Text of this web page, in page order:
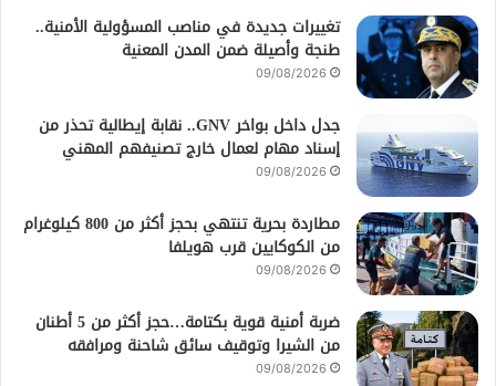
تغييرات جديدة في مناصب المسؤولية الأمنية..
طنجة وأصيلة ضمن المدن المعنية
09/08/2026
جدل داخل بواخر GNV.. نقابة إيطالية تحذر من
إسناد مهام لعمال خارج تصنيفهم المهني
09/08/2026
مطاردة بحرية تنتهي بحجز أكثر من 800 كيلوغرام
من الكوكايين قرب هويلفا
09/08/2026
ضربة أمنية قوية بكتامة…حجز أكثر من 5 أطنان
من الشيرا وتوقيف سائق شاحنة ومرافقه
09/08/2026